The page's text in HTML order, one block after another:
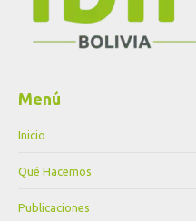
Menú
Inicio
Qué Hacemos
Publicaciones